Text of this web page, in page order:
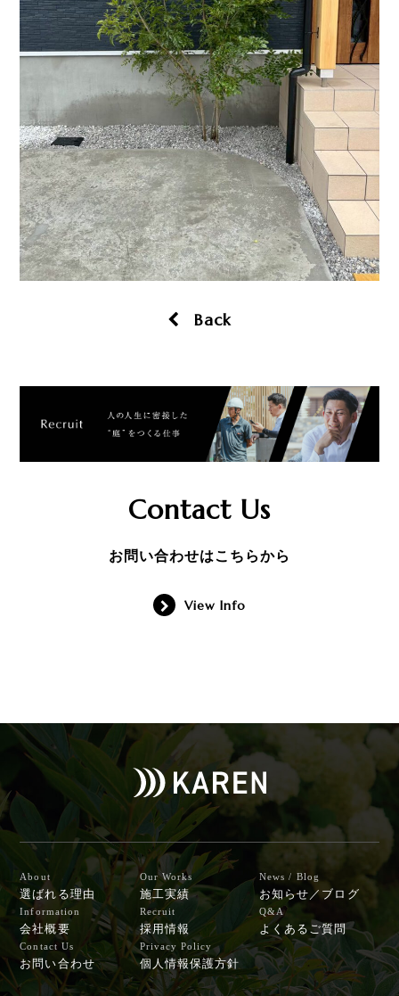
Back
Contact Us
お問い合わせはこちらから
View Info
About
選ばれる理由
Our Works
施工実績
News / Blog
お知らせ／ブログ
Information
会社概要
Recruit
採用情報
Q&A
よくあるご質問
Contact Us
お問い合わせ
Privacy Policy
個人情報保護方針